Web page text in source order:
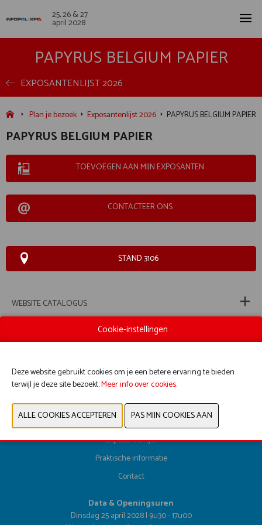
25, 26 & 27
april 2028
PAPYRUS BELGIUM PAPIER
EXPOSANTENLIJST 2026
Plan je bezoek Exposantenlijst 2026 PAPYRUS BELGIUM PAPIER
PAPYRUS BELGIUM PAPIER
TOEVOEGEN AAN MIJN EXPOSANTEN
CONTACTEER ONS
STAND 3106
WEBSITE CATALOGUS
Registreer hier
Exposantenlijst
Praktische informatie
Contact
Data & Openingsuren
Dinsdag 25 april 2028 | 9u30 - 17u00
Cookie-instellingen
Deze website gebruikt cookies om je een betere ervaring te bieden
terwijl je deze site bezoekt.Meer info over cookies.